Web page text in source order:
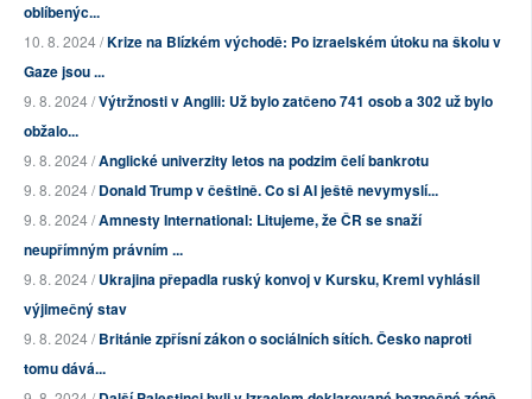
oblíbenýc...
10. 8. 2024 /Krize na Blízkém východě: Po izraelském útoku na školu v
Gaze jsou ...
9. 8. 2024 /Výtržnosti v Anglii: Už bylo zatčeno 741 osob a 302 už bylo
obžalo...
9. 8. 2024 /Anglické univerzity letos na podzim čelí bankrotu
9. 8. 2024 /Donald Trump v češtině. Co si AI ještě nevymyslí...
9. 8. 2024 /Amnesty International: Litujeme, že ČR se snaží
neupřímným právním ...
9. 8. 2024 /Ukrajina přepadla ruský konvoj v Kursku, Kreml vyhlásil
výjimečný stav
9. 8. 2024 /Británie zpřísní zákon o sociálních sítích. Česko naproti
tomu dává...